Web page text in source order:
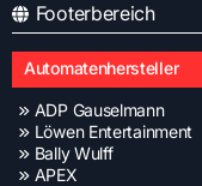
Footerbereich
Automatenhersteller
ADP Gauselmann
Löwen Entertainment
Bally Wulff
APEX